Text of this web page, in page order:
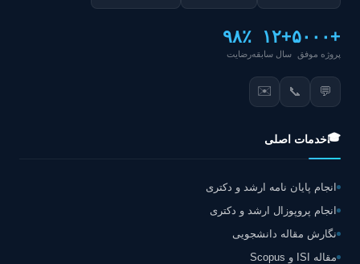
+۵۰۰۰
پروژه موفق
+۱۲
سال سابقه
۹۸٪
رضایت
💬
📞
✉️
🎓خدمات اصلی
انجام پایان نامه ارشد و دکتری
انجام پروپوزال ارشد و دکتری
نگارش مقاله دانشجویی
مقاله ISI و Scopus